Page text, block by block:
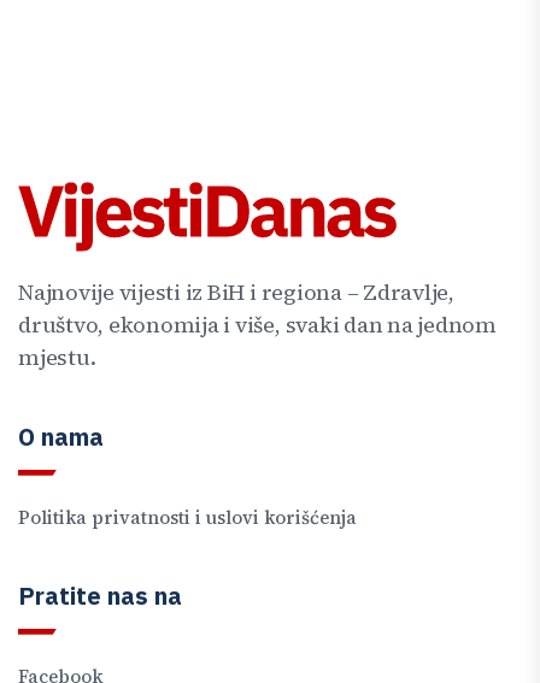
Najnovije vijesti iz BiH i regiona – Zdravlje,
društvo, ekonomija i više, svaki dan na jednom
mjestu.
O nama
Politika privatnosti i uslovi korišćenja
Pratite nas na
Facebook